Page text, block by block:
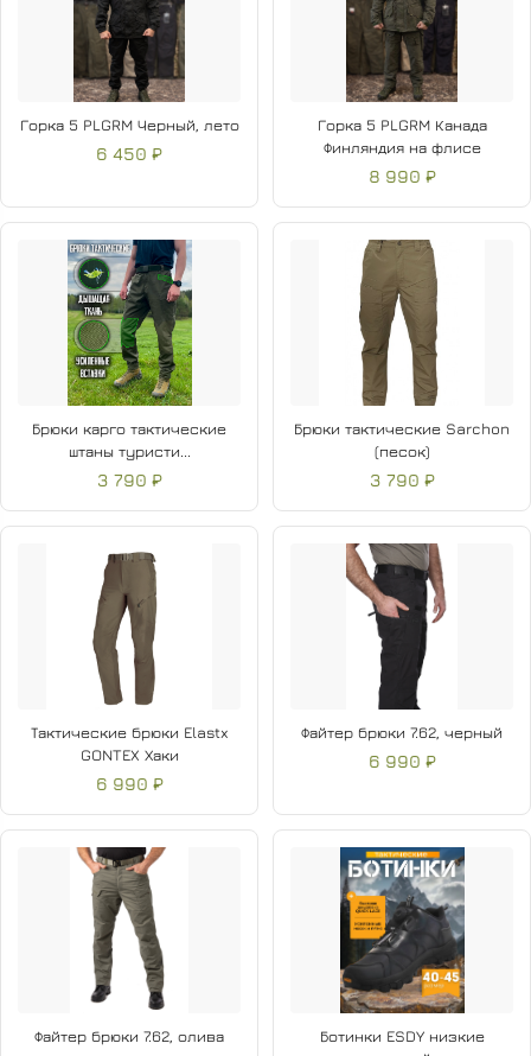
Горка 5 PLGRM Черный, лето
6 450 ₽
Горка 5 PLGRM Канада
Финляндия на флисе
8 990 ₽
Брюки карго тактические
штаны туристи...
3 790 ₽
Брюки тактические Sarchon
(песок)
3 790 ₽
Тактические брюки Elastx
GONTEX Хаки
6 990 ₽
Файтер брюки 7.62, черный
6 990 ₽
Файтер брюки 7.62, олива
Ботинки ESDY низкие